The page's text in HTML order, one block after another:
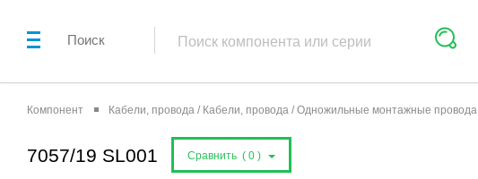
Поиск
Компонент Кабели, провода / Кабели, провода / Одножильные монтажные провода
7057/19 SL001 Сравнить ( 0 )